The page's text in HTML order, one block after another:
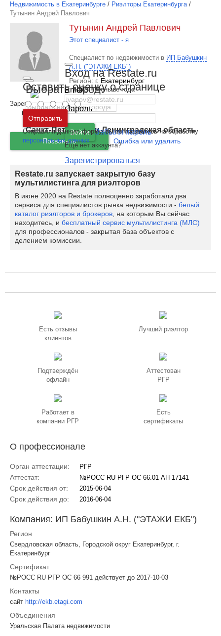
Выбрать город
Москва и
Московская область
Санкт-Петербург иЛенинградская область
Вход на Restate.ru
Email
Пароль
Войти Забыли пароль
Ещё нет аккаунта?
Зарегистрироваться
Недвижимость в Екатеринбурге / Риэлторы Екатеринбурга /
Тутынин Андрей Павлович
Зарегистрирован
на сайте
Тутынин Андрей Павлович
Этот специалист - я
Специалист по недвижимости в ИП Бабушкин
А.Н. ("ЭТАЖИ ЕКБ")
Регион: г. Екатеринбург
524 Меньше года
Позвонить Ошибка или удалить
Restate.ru запускает закрытую базу
мультилистинга для риэлторов
В июне 2020 на Restate полноценно заработали два
сервиса для специалистов рынка недвижимости - белый
каталог риэлторов и брокеров , на которым Вы сейчас
находитесь, и бесплатный сервис мультилистинга (МЛС)
для профессионалов - закрытая база объектов с
делением комиссии.
Есть отзывы
клиентов
Лучший риэлтор
Подтверждён
офлайн
Аттестован
РГР
Работает в
компании РГР
Есть
сертификаты
О профессионале
Орган аттестации: РГР
Аттестат: №РОСС RU РГР ОС 66.01 АН 17141
Срок действия от: 2015-06-04
Срок действия до: 2016-06-04
Компания: ИП Бабушкин А.Н. ("ЭТАЖИ ЕКБ")
Регион
Свердловская область, Городской округ Екатеринбург, г.
Екатеринбург
Сертификат
№РОСС RU РГР ОС 66 991 действует до 2017-10-03
Контакты
сайт http://ekb.etagi.com
Объединения
Уральская Палата недвижимости
Оставить оценку о странице
Отправить
Отправляя данную форму, вы соглашаетесь на обработку
персональных данных